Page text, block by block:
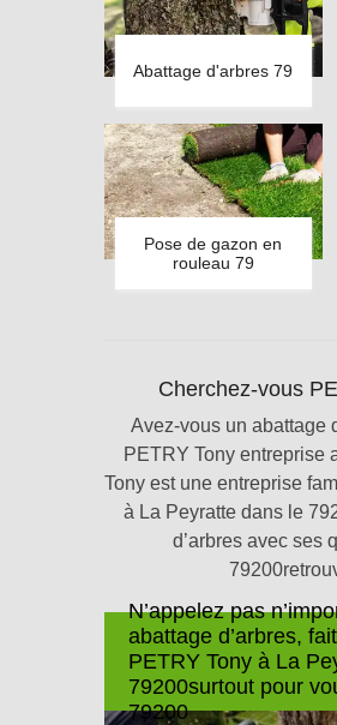
Abattage d'arbres 79
Pose de gazon en
rouleau 79
Cherchez-vous
Avez-vous un abattage
PETRY Tony entreprise
Tony est une entreprise
à La Peyratte dans le
d’arbres avec ses
N’appelez pas
abattage d’arbres,
PETRY Tony à La
79200surtout pour
79200